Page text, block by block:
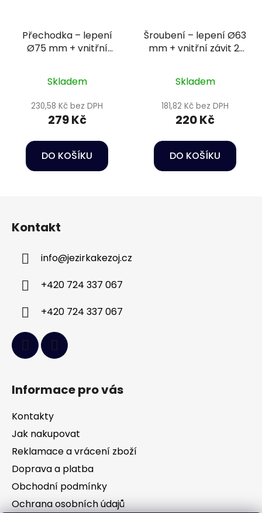
Přechodka – lepení
Ø75 mm + vnitřní
Skladem
230,58 Kč bez DPH
279 Kč
DO KOŠÍKU
Šroubení – lepení Ø63
mm + vnitřní závit 2"
Skladem
181,82 Kč bez DPH
220 Kč
DO KOŠÍKU
Kontakt
info@jezirkakezoj.cz
+420 724 337 067
+420 724 337 067
Informace pro vás
Kontakty
Jak nakupovat
Reklamace a vrácení zboží
Doprava a platba
Obchodní podmínky
Ochrana osobních údajů